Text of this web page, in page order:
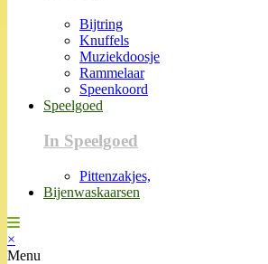
Bijtring
Knuffels
Muziekdoosje
Rammelaar
Speenkoord
Speelgoed
In Speelgoed
Pittenzakjes,
Bijenwaskaarsen
×
Menu